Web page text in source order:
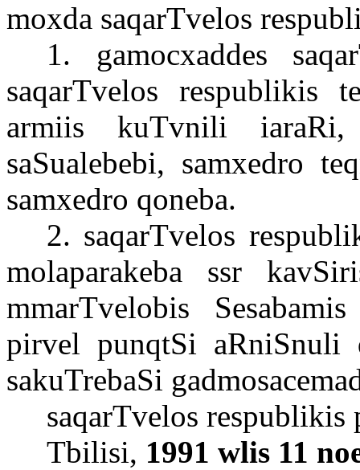
moxda saqarTvelos
1. gamocxaddes
saqarTvelos respublikis
armiis kuTvnili iaraRi,
saSualebebi, samxedro
samxedro qoneba.
2. saqarTvelos
molaparakeba ssr
mmarTvelobis
pirvel punqtSi aRniSnuli
sakuTrebaSi
saqarTvelos
Tbilisi, 1991 wlis 11